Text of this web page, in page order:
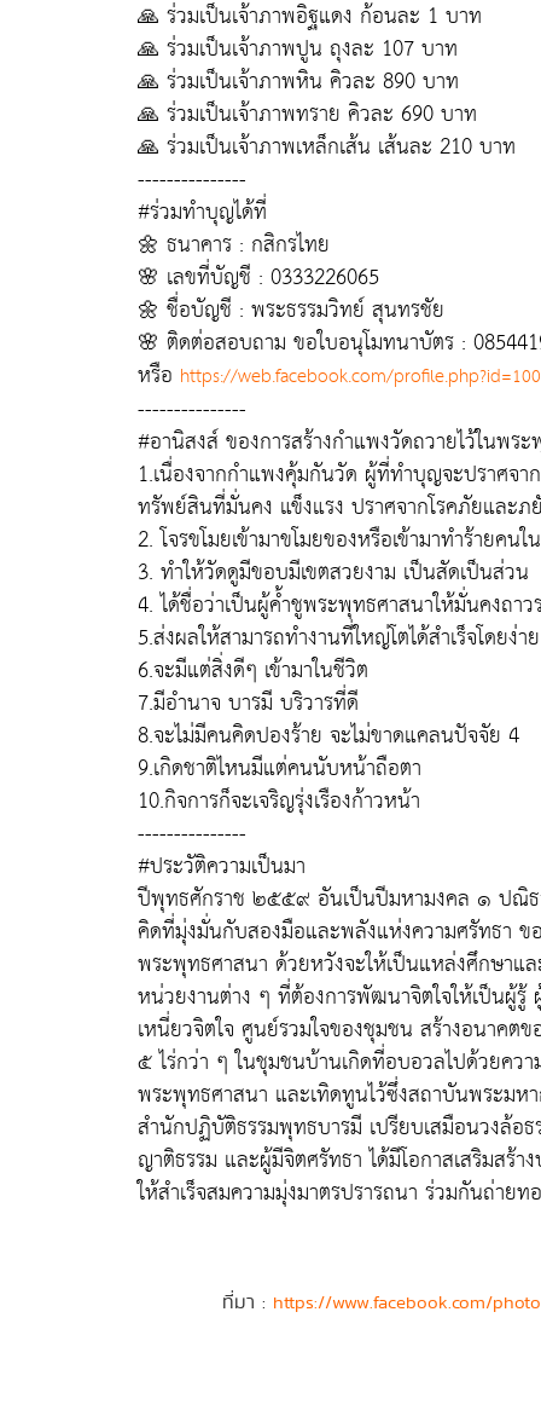
🙏 ร่วมเป็นเจ้าภาพอิฐแดง ก้อนละ 1 บาท
🙏 ร่วมเป็นเจ้าภาพปูน ถุงละ 107 บาท
🙏 ร่วมเป็นเจ้าภาพหิน คิวละ 890 บาท
🙏 ร่วมเป็นเจ้าภาพทราย คิวละ 690 บาท
🙏 ร่วมเป็นเจ้าภาพเหล็กเส้น เส้นละ 210 บาท
---------------
#ร่วมทำบุญได้ที่
🌼 ธนาคาร : กสิกรไทย
🌸 เลขที่บัญชี : 0333226065
🌼 ชื่อบัญชี : พระธรรมวิทย์ สุนทรชัย
🌸 ติดต่อสอบถาม ขอใบอนุโมทนาบัตร :
หรือ https://web.facebook.com/
---------------
#อานิสงส์ ของการสร้างกำแพงวัดถวายไว้ในพร
1.เนื่องจากกำแพงคุ้มกันวัด ผู้ที่ทำบุญจะปราศจ
ทรัพย์สินที่มั่นคง แข็งแรง ปราศจากโรคภัยและ
2. โจรขโมยเข้ามาขโมยของหรือเข้ามาทำร้ายคน
3. ทำให้วัดดูมีขอบมีเขตสวยงาม เป็นสัดเป็นส่วน
4. ได้ชื่อว่าเป็นผู้ค้ำชูพระพุทธศาสนาให้มั่นคงถา
5.ส่งผลให้สามารถทำงานที่ใหญ่โตได้สำเร็จโดยง่
6.จะมีแต่สิ่งดีๆ เข้ามาในชีวิต
7.มีอำนาจ บารมี บริวารที่ดี
8.จะไม่มีคนคิดปองร้าย จะไม่ขาดแคลนปัจจัย 4
9.เกิดชาติไหนมีแต่คนนับหน้าถือตา
10.กิจการก็จะเจริญรุ่งเรืองก้าวหน้า
---------------
#ประวัติความเป็นมา
ปีพุทธศักราช ๒๕๕๙ อันเป็นปีมหามงคล ๑ ปณิธ
คิดที่มุ่งมั่นกับสองมือและพลังแห่งความศรัทธา
พระพุทธศาสนา ด้วยหวังจะให้เป็นแหล่งศึกษา
หน่วยงานต่าง ๆ ที่ต้องการพัฒนาจิตใจให้เป็นผู้
เหนี่ยวจิตใจ ศูนย์รวมใจของชุมชน สร้างอนาค
๕ ไร่กว่า ๆ ในชุมชนบ้านเกิดที่อบอวลไปด้วยค
พระพุทธศาสนา และเทิดทูนไว้ซึ่งสถาบันพระมห
สำนักปฏิบัติธรรมพุทธบารมี เปรียบเสมือนวงล้อ
ญาติธรรม และผู้มีจิตศรัทธา ได้มีโอกาสเสริมสร้
ให้สำเร็จสมความมุ่งมาตรปรารถนา ร่วมกันถ่า
ที่มา : https://www.facebook.com/